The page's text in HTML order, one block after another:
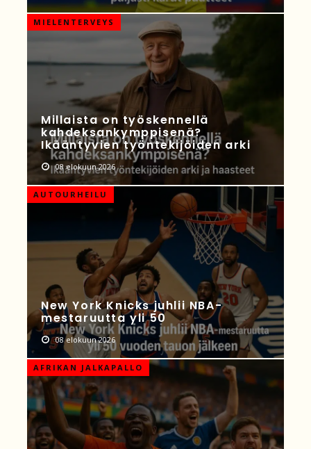
MIELENTERVEYS
Millaista on työskennellä
kahdeksankymppisenä?
Ikääntyvien työntekijöiden arki
08 elokuun 2026
AUTOURHEILU
New York Knicks juhlii NBA-
mestaruutta yli 50
08 elokuun 2026
AFRIKAN JALKAPALLO